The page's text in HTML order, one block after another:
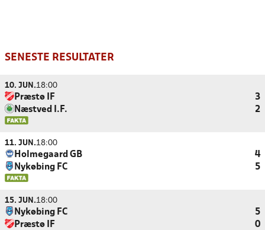
SENESTE RESULTATER
10. JUN.18:00
Præstø IF
3
Næstved I.F.
2
11. JUN.18:00
Holmegaard GB
4
Nykøbing FC
5
15. JUN.18:00
Nykøbing FC
5
Præstø IF
0